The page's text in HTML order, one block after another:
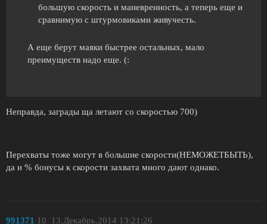
большую скорость и маневренность, а теперь еще и
сравнимую с штурмовиками живучесть.
А еще берут маяки быстрее остальных, мало
преимуществ надо еще. (:
Неправда, заграды ща летают со скоростью 700)
Перехваты тоже могут в большие скорости(НЕМОЖЕТБЫТЬ),
да и % бонусы к скорости захвата много дают однако.
991371 13.Декабрь.2014 13:21:26
10